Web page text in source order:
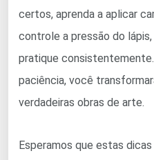
certos, aprenda a aplicar
controle a pressão do
pratique
paciência, você
verdadeiras obras de arte.
Esperamos que estas